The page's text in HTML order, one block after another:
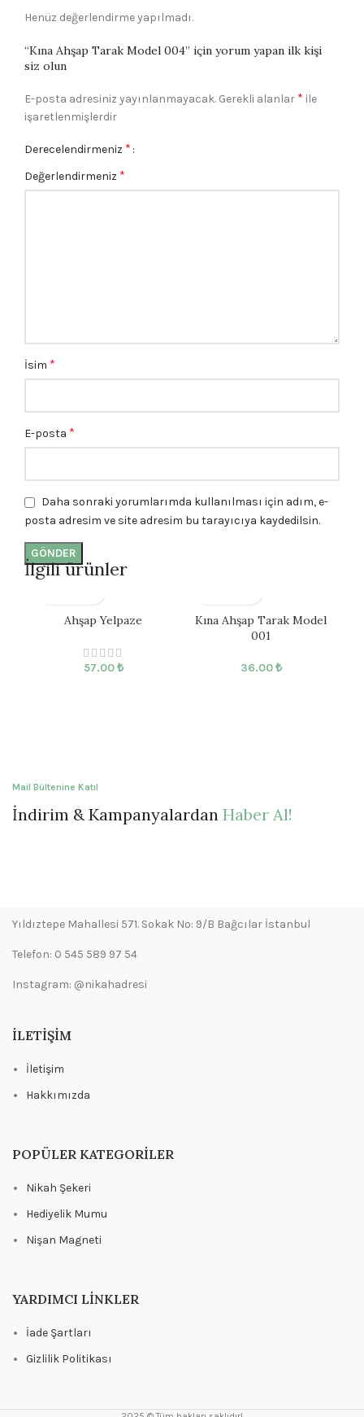
Henüz değerlendirme yapılmadı.
“Kına Ahşap Tarak Model 004” için yorum yapan ilk kişi
siz olun
E-posta adresiniz yayınlanmayacak. Gerekli alanlar * ile
işaretlenmişlerdir
Derecelendirmeniz *
Değerlendirmeniz *
İsim *
E-posta *
Daha sonraki yorumlarımda kullanılması için adım, e-
posta adresim ve site adresim bu tarayıcıya kaydedilsin.
İlgili ürünler
Ahşap Yelpaze
57.00₺
Kına Ahşap Tarak Model
001
36.00₺
Mail Bültenine Katıl
İndirim & KampanyalardanHaber Al!
Yıldıztepe Mahallesi 571. Sokak No: 9/B Bağcılar İstanbul
Telefon: 0 545 589 97 54
Instagram: @nikahadresi
İLETIŞIM
İletişim
Hakkımızda
POPÜLER KATEGORILER
Nikah Şekeri
Hediyelik Mumu
Nişan Magneti
YARDIMCI LINKLER
İade Şartları
Gizlilik Politikası